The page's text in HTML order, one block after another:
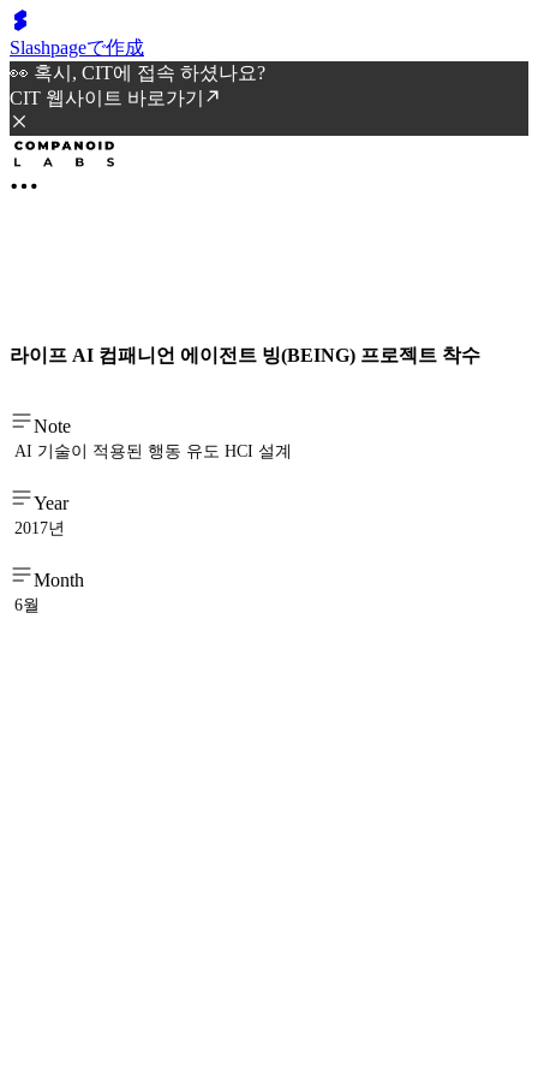
Slashpageで作成
👀 혹시, CIT에 접속 하셨나요?
CIT 웹사이트 바로가기
라이프 AI 컴패니언 에이전트 빙(BEING) 프로젝트 착수
Note
AI 기술이 적용된 행동 유도 HCI 설계
Year
2017년
Month
6월